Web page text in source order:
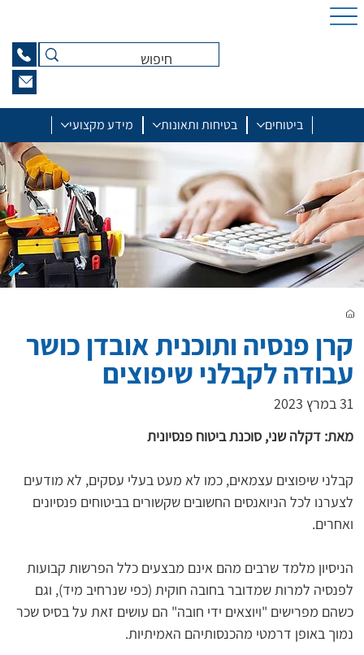
ביטוחים בטיחות ותאונות מידע מקצועי
קרן פנסיה ותוכנית אובדן כושר
עבודה לקבלני שיפוצים
31 במרץ 2023
מאת: דקלה שני, סוכנת ביטוח פנסיונית
קבלני שיפוצים עצמאים, כמו לא מעט בעלי עסקים, לא מודעים
לצערנו לכל הניואנסים החשובים שקשורים בביטוחים פנסיונים
ואחרים.
הניסיון מלמד שרבים מהם אינם מבצעים כלל הפרשות קבועות
לפנסיה למרות שמדובר בחובה חוקית (כפי שנרחיב מיד), וגם
כשהם מפרישים "ויוצאים ידי חובה" הם עושים זאת על בסיס שכר
נמוך באופן דרמטי מהכנסותיהם האמיתיות.